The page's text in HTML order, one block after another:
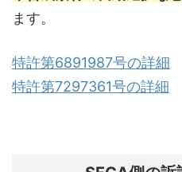
ます。
特許第6891987号の詳細
特許第7297361号の詳細